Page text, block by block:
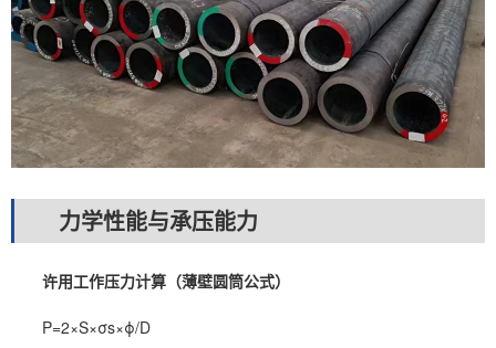
力学性能与承压能力
许用工作压力计算（薄壁圆筒公式）
P=2×S×σs×ϕ/D